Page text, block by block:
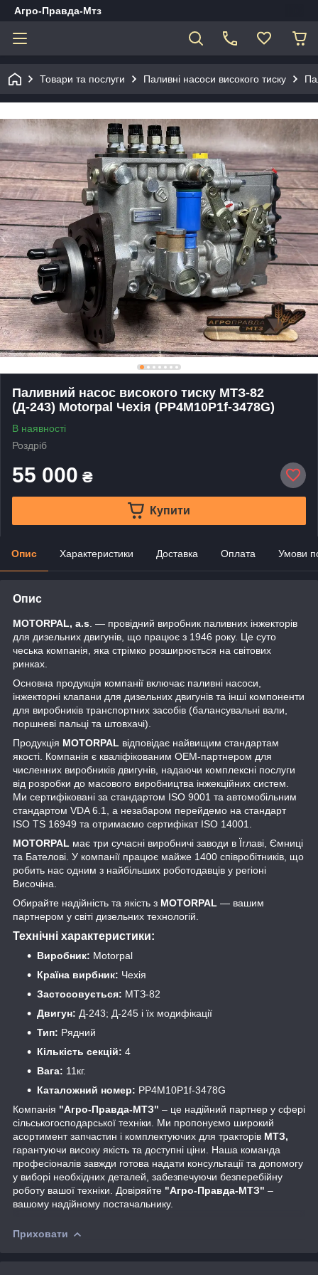
Агро-Правда-Мтз
Товари та послуги Паливні насоси високого тиску
Паливний насос високого тиску МТЗ-82
(Д-243) Motorpal Чехія (PP4M10P1f-3478G)
В наявності
Роздріб
55 000 ₴
Купити
Опис Характеристики Доставка Оплата Умови
Опис
MOTORPAL, a.s . — провідний виробник паливних інжекторів
для дизельних двигунів, що працює з 1946 року. Це суто
чеська компанія, яка стрімко розширюється на світових
ринках.
Основна продукція компанії включає паливні насоси,
інжекторні клапани для дизельних двигунів та інші компоненти
для виробників транспортних засобів (балансувальні вали,
поршневі пальці та штовхачі).
Продукція MOTORPAL відповідає найвищим стандартам
якості. Компанія є кваліфікованим OEM-партнером для
численних виробників двигунів, надаючи комплексні послуги
від розробки до масового виробництва інжекційних систем.
Ми сертифіковані за стандартом ISO 9001 та автомобільним
стандартом VDA 6.1, а незабаром перейдемо на стандарт
ISO TS 16949 та отримаємо сертифікат ISO 14001.
MOTORPAL має три сучасні виробничі заводи в Їглаві, Ємниці
та Бателові. У компанії працює майже 1400 співробітників, що
робить нас одним з найбільших роботодавців у регіоні
Височіна.
Обирайте надійність та якість з MOTORPAL — вашим
партнером у світі дизельних технологій.
Технічні характеристики:
Виробник: Motorpal
Країна вирбник: Чехія
Застосовується: МТЗ-82
Двигун: Д-243; Д-245 і їх модифікації
Тип: Рядний
Кількість секцій: 4
Вага: 11кг.
Каталожний номер: PP4M10P1f-3478G
Компанія "Агро-Правда-МТЗ" – це надійний партнер у сфері
сільськогосподарської техніки. Ми пропонуємо широкий
асортимент запчастин і комплектуючих для тракторів МТЗ,
гарантуючи високу якість та доступні ціни. Наша команда
професіоналів завжди готова надати консультації та допомогу
у виборі необхідних деталей, забезпечуючи безперебійну
роботу вашої техніки. Довіряйте "Агро-Правда-МТЗ" –
вашому надійному постачальнику.
Приховати